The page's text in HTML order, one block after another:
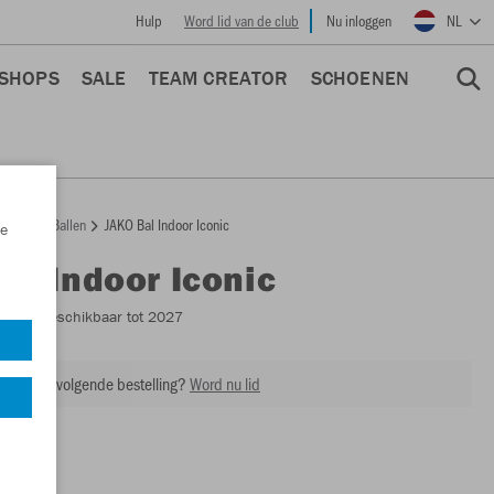
Hulp Word lid van de club Nu inloggen NL
SALE TEAM CREATOR SCHOENEN
Ballen JAKO Bal Indoor Iconic
Bal Indoor Iconic
- Beschikbaar tot 2027
op je volgende bestelling?Word nu lid